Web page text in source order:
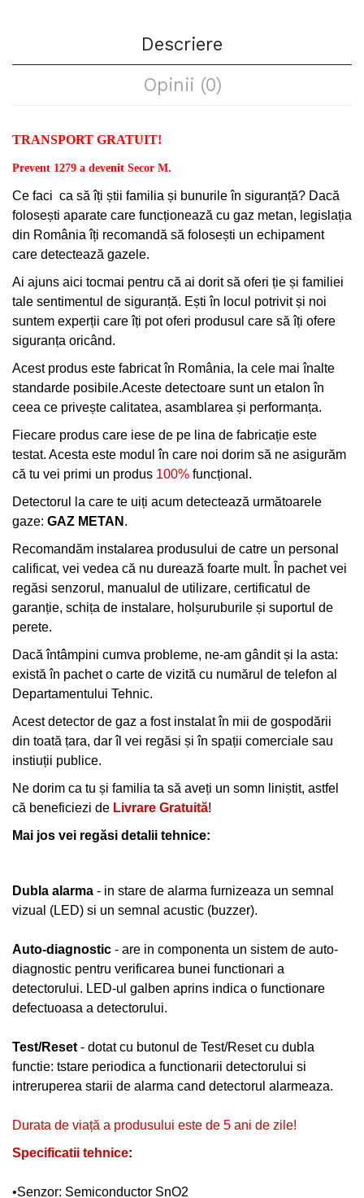
Descriere
Opinii (0)
TRANSPORT GRATUIT!
Prevent 1279 a devenit Secor M.
Ce faci ca să îți știi familia și bunurile în siguranță? Dacă
folosești aparate care funcționează cu gaz metan, legislația
din România îți recomandă să folosești un echipament
care detectează gazele.
Ai ajuns aici tocmai pentru că ai dorit să oferi ție și familiei
tale sentimentul de siguranță. Ești în locul potrivit și noi
suntem experții care îți pot oferi produsul care să îți ofere
siguranța oricând.
Acest produs este fabricat în România, la cele mai înalte
standarde posibile.Aceste detectoare sunt un etalon în
ceea ce privește calitatea, asamblarea și performanța.
Fiecare produs care iese de pe lina de fabricație este
testat. Acesta este modul în care noi dorim să ne asigurăm
că tu vei primi un produs 100% funcțional.
Detectorul la care te uiți acum detectează următoarele
gaze: GAZ METAN .
Recomandăm instalarea produsului de catre un personal
calificat, vei vedea că nu durează foarte mult. În pachet vei
regăsi senzorul, manualul de utilizare, certificatul de
garanție, schița de instalare, holșuruburile și suportul de
perete.
Dacă întâmpini cumva probleme, ne-am gândit și la asta:
există în pachet o carte de vizită cu numărul de telefon al
Departamentului Tehnic.
Acest detector de gaz a fost instalat în mii de gospodării
din toată țara, dar îl vei regăsi și în spații comerciale sau
instiuții publice.
Ne dorim ca tu și familia ta să aveți un somn liniștit, astfel
că beneficiezi de Livrare Gratuită!
Mai jos vei regăsi detalii tehnice:
Dubla alarma - in stare de alarma furnizeaza un semnal
vizual (LED) si un semnal acustic (buzzer).
Auto-diagnostic - are in componenta un sistem de auto-
diagnostic pentru verificarea bunei functionari a
detectorului. LED-ul galben aprins indica o functionare
defectuoasa a detectorului.
Test/Reset - dotat cu butonul de Test/Reset cu dubla
functie: tstare periodica a functionarii detectorului si
intreruperea starii de alarma cand detectorul alarmeaza.
Durata de viață a produsului este de 5 ani de zile!
Specificatii tehnice:
•Senzor: Semiconductor SnO2